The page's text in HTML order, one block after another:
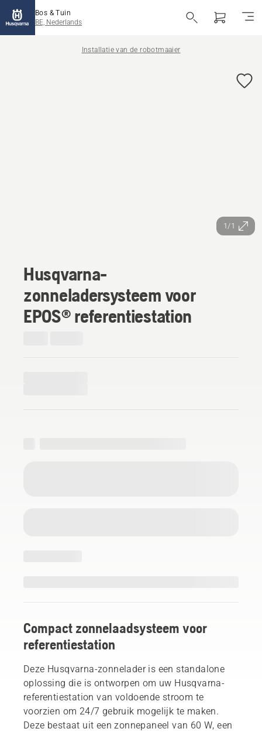
Bos & Tuin
BE, Nederlands
Installatie van de robotmaaier
1/1
Husqvarna-
zonneladersysteem voor
EPOS® referentiestation
Compact zonnelaadsysteem voor
referentiestation
Deze Husqvarna-zonnelader is een standalone
oplossing die is ontworpen om uw Husqvarna-
referentiestation van voldoende stroom te
voorzien om 24/7 gebruik mogelijk te maken.
Deze bestaat uit een zonnepaneel van 60 W, een